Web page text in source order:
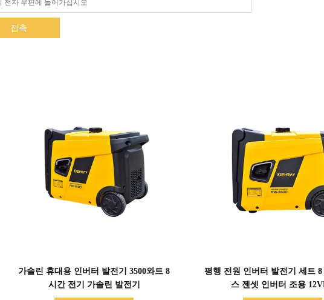
접촉
가솔린 휴대용 인버터 발전기 3500와트 8
시간 전기 가솔린 발전기
평행 전원 인버터 발전기 세트
스 젠셋 인버터 조용